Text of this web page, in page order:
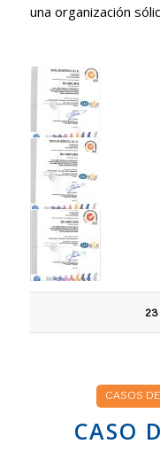
una organización
23
CASOS
CASO